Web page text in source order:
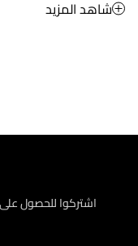
شاهد المزيد
اشتركوا للحصول